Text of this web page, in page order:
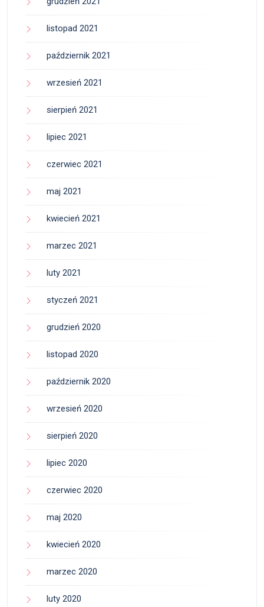
listopad 2021
październik 2021
wrzesień 2021
sierpień 2021
lipiec 2021
czerwiec 2021
maj 2021
kwiecień 2021
marzec 2021
luty 2021
styczeń 2021
grudzień 2020
listopad 2020
październik 2020
wrzesień 2020
sierpień 2020
lipiec 2020
czerwiec 2020
maj 2020
kwiecień 2020
marzec 2020
luty 2020